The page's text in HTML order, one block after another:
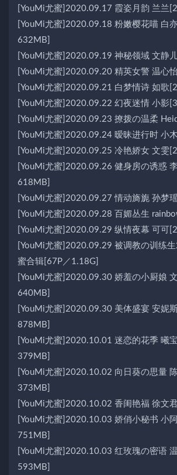
[YouMi尤蜜]2020.09.17 霞姿月韵 兰兰
[YouMi尤蜜]2020.09.18 粉嫩樱花喵 白
632MB]
[YouMi尤蜜]2020.09.19 神秘领域 文静
[YouMi尤蜜]2020.09.20 精英女警 温心
[YouMi尤蜜]2020.09.21 白梦情诗 如歌
[YouMi尤蜜]2020.09.22 幻夜迷情 小影
[YouMi尤蜜]2020.09.23 撩拨の温柔
[YouMi尤蜜]2020.09.24 暧昧进行时 小
[YouMi尤蜜]2020.09.25 冷艳娇女 文雯
[YouMi尤蜜]2020.09.26 健身房の诱惑
618MB]
[YouMi尤蜜]2020.09.27 情动旖旎 孙梦
[YouMi尤蜜]2020.09.28 百媚丛生
[YouMi尤蜜]2020.09.29 纵情夜幕 可可
[YouMi尤蜜]2020.09.29 被调教の训练
蜜合辑[67P／1.18G]
[YouMi尤蜜]2020.09.30 娇羞の小厨娘
640MB]
[YouMi尤蜜]2020.09.30 美体盛宴 安妮
878MB]
[YouMi尤蜜]2020.10.01 迷恋的花季 曦
379MB]
[YouMi尤蜜]2020.10.02 向日葵の思量
373MB]
[YouMi尤蜜]2020.10.02 香闺艳福 徐文
[YouMi尤蜜]2020.10.03 娇俏小秘书 小
751MB]
[YouMi尤蜜]2020.10.03 红玫瑰の密语
593MB]